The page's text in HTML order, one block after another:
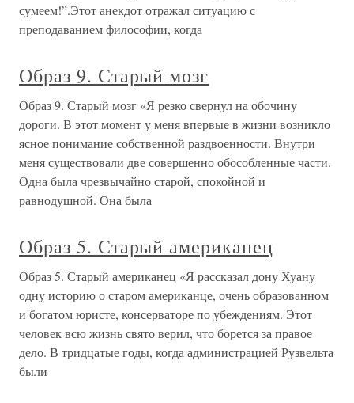
сумеем!”.Этот анекдот отражал ситуацию с
преподаванием философии, когда
Образ 9. Старый мозг
Образ 9. Старый мозг «Я резко свернул на обочину
дороги. В этот момент у меня впервые в жизни возникло
ясное понимание собственной раздвоенности. Внутри
меня существовали две совершенно обособленные части.
Одна была чрезвычайно старой, спокойной и
равнодушной. Она была
Образ 5. Старый американец
Образ 5. Старый американец «Я рассказал дону Хуану
одну историю о старом американце, очень образованном
и богатом юристе, консерваторе по убеждениям. Этот
человек всю жизнь свято верил, что борется за правое
дело. В тридцатые годы, когда администрацией Рузвельта
были